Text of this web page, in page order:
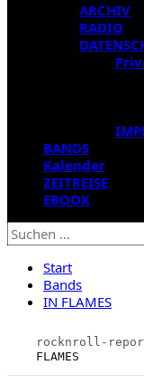
ARCHIV
RADIO
BANDS
Kalender
ZEITREISE
EBOOK
Suchen
nach:
Start
Bands
IN FLAMES
rocknroll-
FLAMES